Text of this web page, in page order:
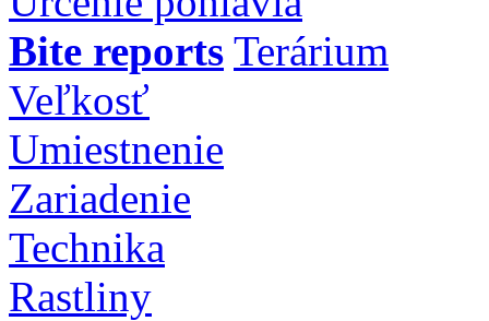
Bite reports Terárium
Veľkosť
Umiestnenie
Zariadenie
Technika
Rastliny